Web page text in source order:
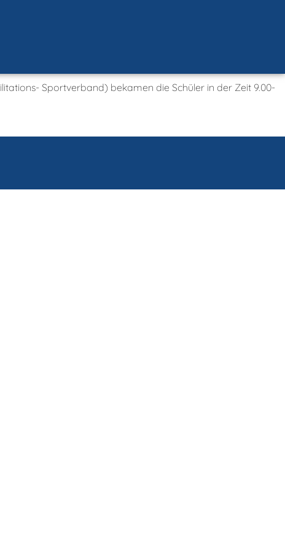
Sportverband) bekamen die Schüler in der Zeit 9.00-